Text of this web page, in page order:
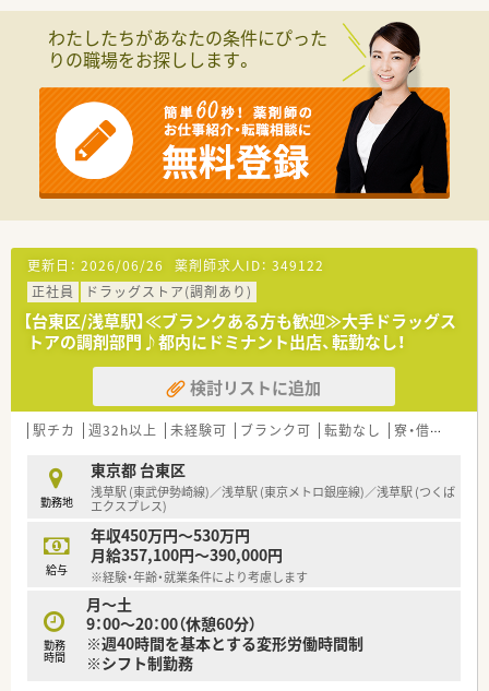
■薬剤師が中心の会社だからこそ活躍できるキャリアパスが多
種多様に用意されています。
■店舗拡大に伴い、エリアマネジャーや営業部長等のマネジメン
■在宅や教育等の専門性を活かせるスペシャリストを目指すこ
とも可能です。
■その他にも、管理部門や商品部門等の本社スタッフなど活動領
域は多種多様です。
■在宅実施店舗は年々増加しており、在宅医療へもしっかりと関
わる事ができます。
■育児休暇は3歳まで取得が可能で、時短制度は小学5年生まで
■年間休日が120日とワークライフバランスが整っています
■日用品から常備薬まで、従業員割引制度など嬉しいメリットも
たくさんあります！
わたしたちがあなたの条件にぴった
りの職場をお探しします。
更新日： 2026/06/26 薬剤師求人ID： 349122
正社員
ドラッグストア(調剤あり)
【台東区/浅草駅】≪ブランクある方も歓迎≫大手ドラッグス
トアの調剤部門♪都内にドミナント出店、転勤なし！
検討リストに追加
駅チカ 週32h以上 未経験可 ブランク可 転勤なし 寮・借上社宅あり
勤務地
東京都 台東区
浅草駅 (東武伊勢崎線)／浅草駅 (東京メトロ銀座線)／浅草駅 (つくば
エクスプレス)
給与
年収450万円～530万円
月給357,100円～390,000円
※経験・年齢・就業条件により考慮します
勤務
時間
月～土
9：00～20：00（休憩60分）
※週40時間を基本とする変形労働時間制
※シフト制勤務